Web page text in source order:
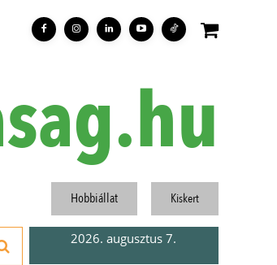
Hobbiállat Kiskert
2026. augusztus 7.